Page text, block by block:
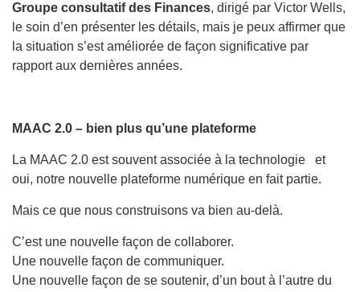
Groupe consultatif des Finances, dirigé par Victor Wells,
le soin d’en présenter les détails, mais je peux affirmer que
la situation s’est améliorée de façon significative par
rapport aux dernières années.
MAAC 2.0 – bien plus qu’une plateforme
La MAAC 2.0 est souvent associée à la technologie et
oui, notre nouvelle plateforme numérique en fait partie.
Mais ce que nous construisons va bien au-delà.
C’est une nouvelle façon de collaborer.
Une nouvelle façon de communiquer.
Une nouvelle façon de se soutenir, d’un bout à l’autre du